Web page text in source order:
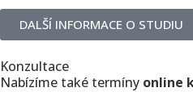
DALŠÍ INFORMACE O STUDIU
Konzultace
Nabízíme také termíny online